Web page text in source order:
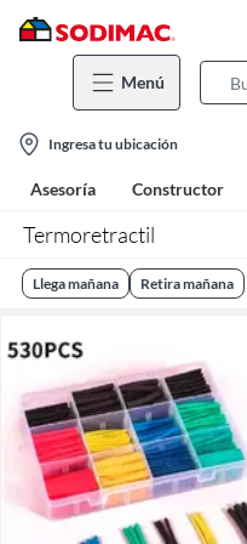
Menú
location-
icon
Ingresa tu ubicación
Asesoría Constructor
Termoretractil
Llega mañana Retira mañana